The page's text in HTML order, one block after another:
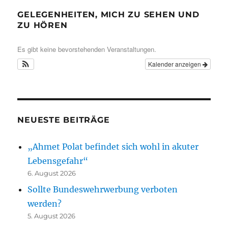
GELEGENHEITEN, MICH ZU SEHEN UND
ZU HÖREN
Es gibt keine bevorstehenden Veranstaltungen.
Kalender anzeigen
NEUESTE BEITRÄGE
„Ahmet Polat befindet sich wohl in akuter
Lebensgefahr“
6. August 2026
Sollte Bundeswehrwerbung verboten
werden?
5. August 2026